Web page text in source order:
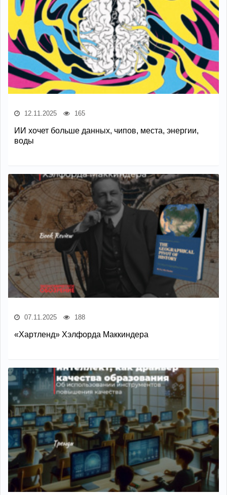
12.11.2025 165
ИИ хочет больше данных, чипов, места, энергии,
воды
07.11.2025 188
«Хартленд» Хэлфорда Маккиндера